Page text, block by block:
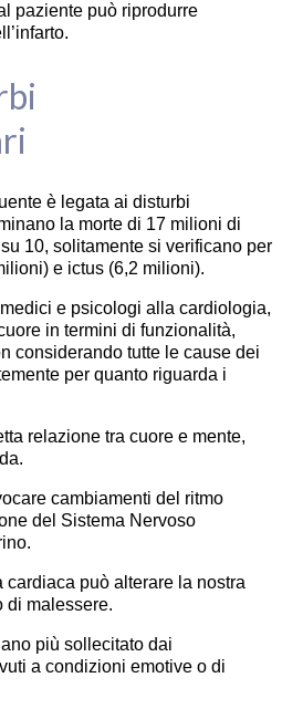
paziente può riprodurre
è legata ai disturbi
la morte di 17 milioni di
10, solitamente si verificano per
e ictus (6,2 milioni).
e psicologi alla cardiologia,
in termini di funzionalità,
considerando tutte le cause dei
per quanto riguarda i
relazione tra cuore e mente,
cambiamenti del ritmo
del Sistema Nervoso
può alterare la nostra
di malessere.
più sollecitato dai
a condizioni emotive o di